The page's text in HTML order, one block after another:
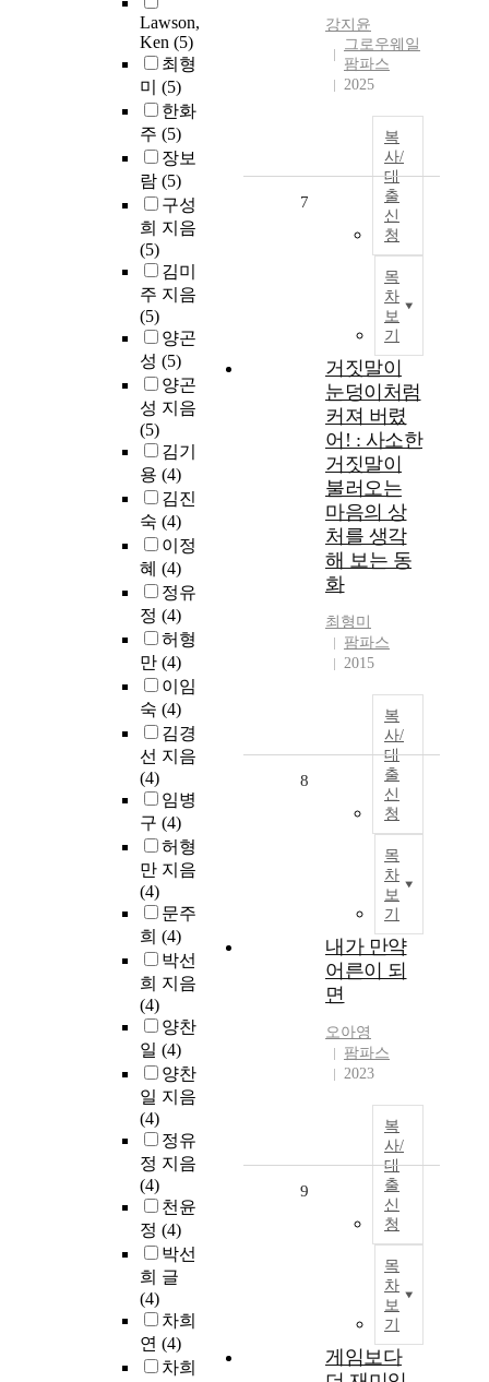
Lawson,
Ken (5)
최형
미 (5)
한화
주 (5)
장보
람 (5)
구성
희 지음
(5)
김미
주 지음
(5)
양곤
성 (5)
양곤
성 지음
(5)
김기
용 (4)
김진
숙 (4)
이정
혜 (4)
정유
정 (4)
허형
만 (4)
이임
숙 (4)
김경
선 지음
(4)
임병
구 (4)
허형
만 지음
(4)
문주
희 (4)
박선
희 지음
(4)
양찬
일 (4)
양찬
일 지음
(4)
정유
정 지음
(4)
천윤
정 (4)
박선
희 글
(4)
차희
연 (4)
차희
강지윤
그로우웨일
팜파스
2025
복
사/
대
출
신
청
목
차
보
기
7
거짓말이
눈덩이처럼
커져 버렸
어! : 사소한
거짓말이
불러오는
마음의 상
처를 생각
해 보는 동
화
최형미
팜파스
2015
복
사/
대
출
신
청
목
차
보
기
8
내가 만약
어른이 되
면
오아영
팜파스
2023
복
사/
대
출
신
청
목
차
보
기
9
게임보다